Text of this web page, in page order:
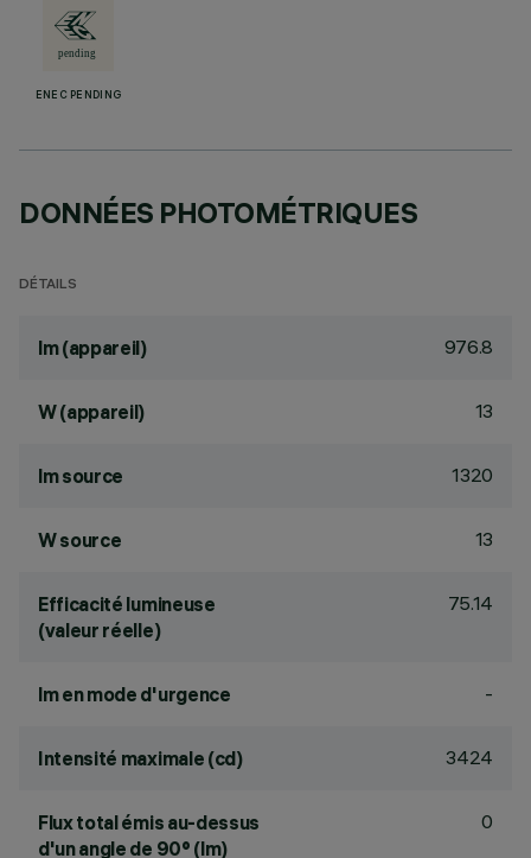
ENEC PENDING
DONNÉES PHOTOMÉTRIQUES
DÉTAILS
lm (appareil) 976.8
W (appareil) 13
lm source 1320
W source 13
Efficacité lumineuse
(valeur réelle)
75.14
lm en mode d'urgence -
Intensité maximale (cd) 3424
Flux total émis au-dessus
d'un angle de 90° (lm)
0